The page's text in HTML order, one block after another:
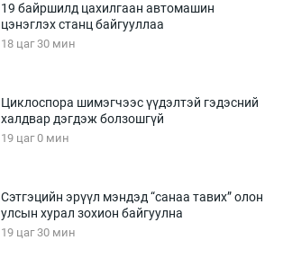
19 байршилд цахилгаан автомашин
цэнэглэх станц байгууллаа
18 цаг 30 мин
Циклоспора шимэгчээс үүдэлтэй гэдэсний
халдвар дэгдэж болзошгүй
19 цаг 0 мин
Сэтгэцийн эрүүл мэндэд “санаа тавих” олон
улсын хурал зохион байгуулна
19 цаг 30 мин